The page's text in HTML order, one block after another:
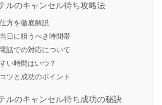
ルのキャンセル待ち攻略法
方を徹底解説
日に狙うべき時間帯
話での対応について
い時間はいつ？
ツと成功のポイント
ルのキャンセル待ち成功の秘訣